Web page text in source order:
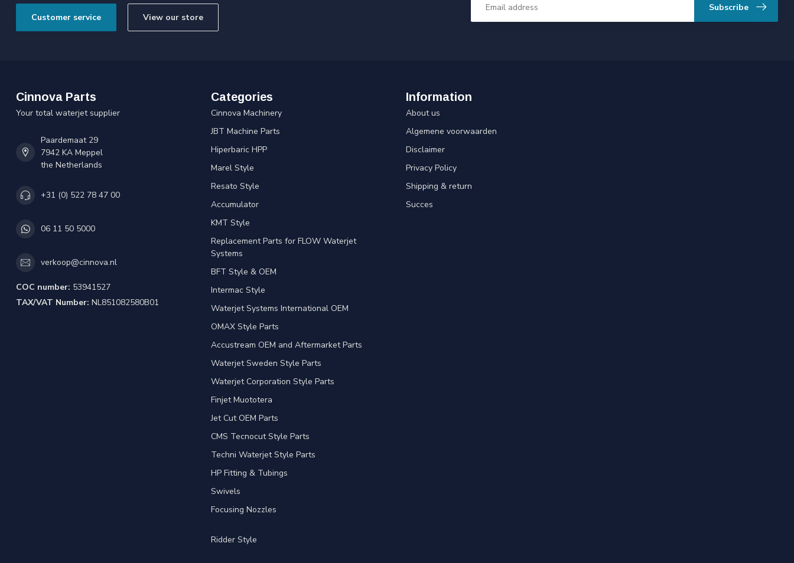
Customer service View our store
Subscribe
Cinnova Parts
Your total waterjet supplier
Paardemaat 29
7942 KA Meppel
the Netherlands
+31 (0) 522 78 47 00
06 11 50 5000
verkoop@cinnova.nl
COC number: 53941527
TAX/VAT Number: NL851082580B01
Categories
Cinnova Machinery
JBT Machine Parts
Hiperbaric HPP
Marel Style
Resato Style
Accumulator
KMT Style
Replacement Parts for FLOW Waterjet
Systems
BFT Style & OEM
Intermac Style
Waterjet Systems International OEM
OMAX Style Parts
Accustream OEM and Aftermarket Parts
Waterjet Sweden Style Parts
Waterjet Corporation Style Parts
Finjet Muototera
Jet Cut OEM Parts
CMS Tecnocut Style Parts
Techni Waterjet Style Parts
HP Fitting & Tubings
Swivels
Focusing Nozzles
Ridder Style
Information
About us
Algemene voorwaarden
Disclaimer
Privacy Policy
Shipping & return
Succes